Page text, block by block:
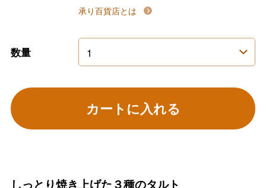
承り百貨店とは
数量
カートに入れる
しっとり焼き上げた３種のタルト